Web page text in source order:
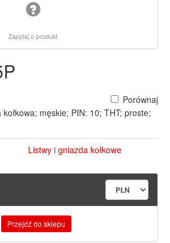
Zapytaj o produkt
Porównaj
kołkowa; męskie; PIN: 10; THT; proste;
Listwy i gniazda kołkowe
Przejdź do sklepu